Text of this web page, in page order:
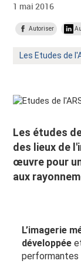
1 mai 2016
Autoriser
Mot
Les Etudes de
Les études
des lieux de
œuvre pour
aux
L’imagerie
développée
performantes